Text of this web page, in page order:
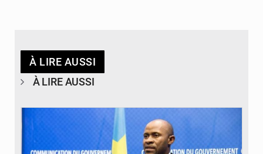
À LIRE AUSSI
À LIRE AUSSI